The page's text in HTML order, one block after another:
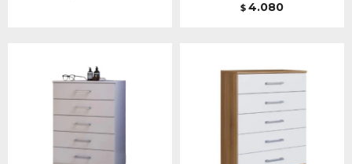
$ 4.080